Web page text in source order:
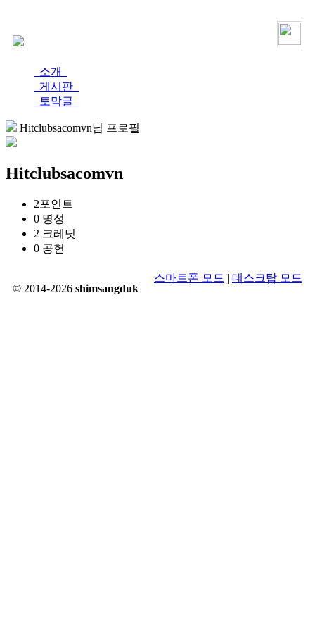
소개
게시판
토막글
Hitclubsacomvn님 프로필
Hitclubsacomvn
2포인트
0 명성
2 크레딧
0 공헌
© 2014-2026 shimsangduk
스마트폰 모드 | 데스크탑 모드